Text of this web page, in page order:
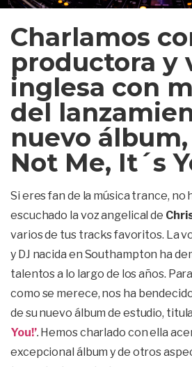
Charlamos
productora y
inglesa con
del
nuevo álbum,
Not Me, It´s
Si eres fan de la música trance, no
escuchado la voz angelical de
varios de tus tracks favoritos. La
y DJ nacida en Southampton ha
talentos a lo largo de los años.
como se merece, nos ha
de su nuevo álbum de estudio,
You!’. Hemos charlado con ella
excepcional álbum y de otros